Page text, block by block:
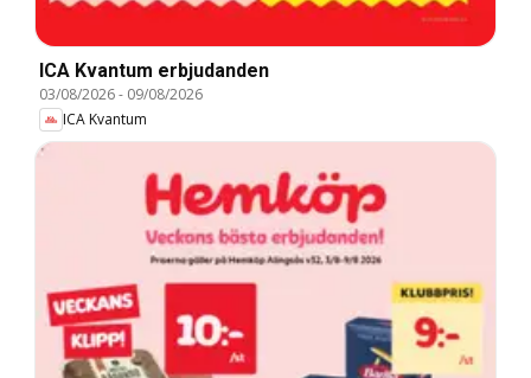
ICA Kvantum erbjudanden
03/08/2026- 09/08/2026
ICA Kvantum